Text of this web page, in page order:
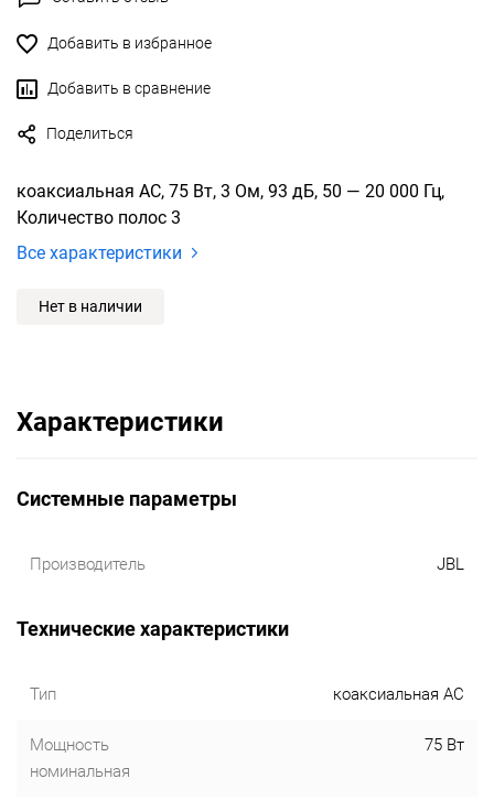
Добавить в избранное
Добавить в сравнение
Поделиться
коаксиальная АС, 75 Вт, 3 Ом, 93 дБ, 50 — 20 000 Гц,
Количество полос 3
Все характеристики
Нет в наличии
Характеристики
Системные параметры
Производитель JBL
Технические характеристики
Тип коаксиальная АС
Мощность
номинальная
75 Вт